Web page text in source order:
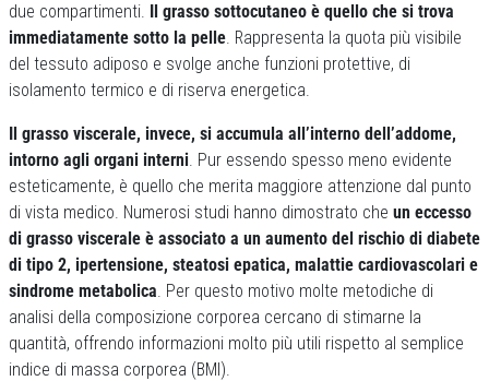
due compartimenti. Il grasso sottocutaneo è quello che si trova
immediatamente sotto la pelle. Rappresenta la quota più visibile
del tessuto adiposo e svolge anche funzioni protettive, di
isolamento termico e di riserva energetica.
Il grasso viscerale, invece, si accumula all’interno dell’addome,
intorno agli organi interni. Pur essendo spesso meno evidente
esteticamente, è quello che merita maggiore attenzione dal punto
di vista medico. Numerosi studi hanno dimostrato che un eccesso
di grasso viscerale è associato a un aumento del rischio di diabete
di tipo 2, ipertensione, steatosi epatica, malattie cardiovascolari e
sindrome metabolica. Per questo motivo molte metodiche di
analisi della composizione corporea cercano di stimarne la
quantità, offrendo informazioni molto più utili rispetto al semplice
indice di massa corporea (BMI).